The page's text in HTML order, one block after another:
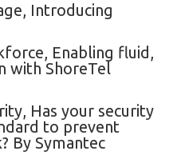
Introducing
Enabling fluid,
with ShoreTel
Has your security
to prevent
By Symantec